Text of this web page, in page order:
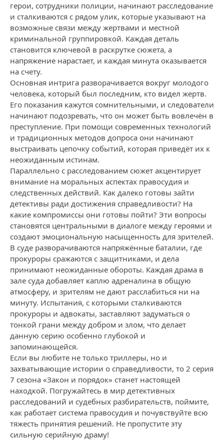
герои, сотрудники полиции, начинают расследование
и сталкиваются с рядом улик, которые указывают на
возможные связи между жертвами и местной
криминальной группировкой. Каждая деталь
становится ключевой в раскрутке сюжета, а
напряжение нарастает, и каждая минута оказывается
на счету.
Основная интрига разворачивается вокруг молодого
человека, который был последним, кто видел жертв.
Его показания кажутся сомнительными, и следователи
начинают подозревать, что он может быть вовлечён в
преступление. При помощи современных технологий
и традиционных методов допроса они начинают
выстраивать цепочку событий, которая приведёт их к
неожиданным истинам.
Параллельно с расследованием сюжет акцентирует
внимание на моральных аспектах правосудия и
следственных действий. Как далеко готовы зайти
детективы ради достижения справедливости? На
какие компромиссы они готовы пойти? Эти вопросы
становятся центральными в диалоге между героями и
создают эмоциональную насыщенность для зрителей.
В суде разворачиваются напряжённые баталии, где
прокуроры сражаются с защитниками, и дела
принимают неожиданные обороты. Каждая драма в
зале суда добавляет каплю адреналина в общую
атмосферу, и зрителям не дают расслабиться ни на
минуту. Испытания, с которыми сталкиваются
прокуроры и адвокаты, заставляют задуматься о
тонкой грани между добром и злом, что делает
данную серию особенно глубокой и
запоминающейся.
Если вы любите не только триллеры, но и
захватывающие истории о справедливости, то 2 серия
7 сезона «Закон и порядок» станет настоящей
находкой. Погружайтесь в мир детективных
расследований и судебных разбирательств, поймите,
как работает система правосудия и почувствуйте всю
тяжесть принятия решений. Не пропустите эту
сильную серийную драму!